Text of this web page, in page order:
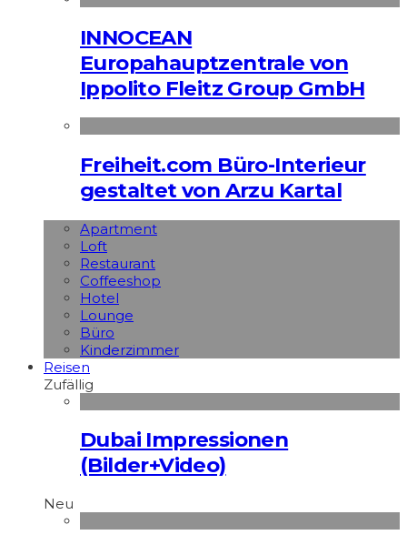
INNOCEAN
Europahauptzentrale von
Ippolito Fleitz Group GmbH
Freiheit.com Büro-Interieur
gestaltet von Arzu Kartal
Apart­ment
Loft
Restaurant
Coffeeshop
Hotel
Lounge
Büro
Kinderzimmer
Reisen
Zufällig
Dubai Impressionen
(Bilder+Video)
Neu